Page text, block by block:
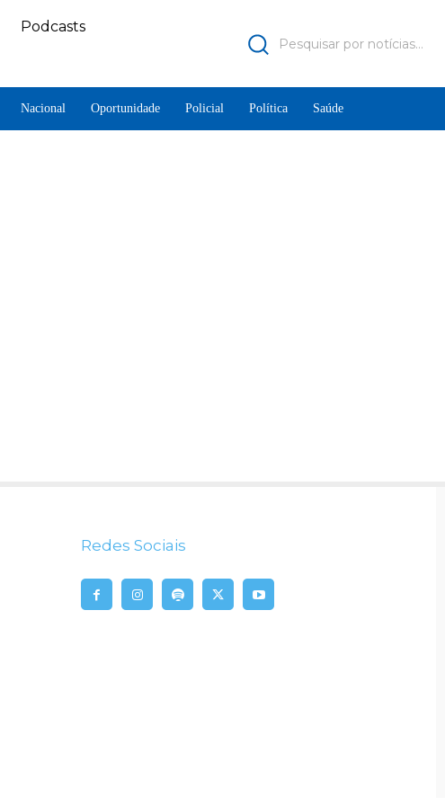
Podcasts
Pesquisar por notícias...
Nacional Oportunidade Policial Política Saúde
Redes Sociais